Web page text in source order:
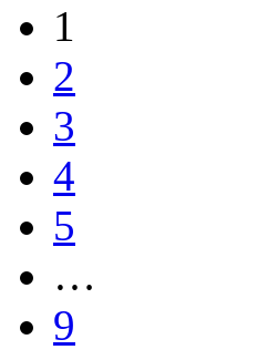
1
2
3
4
5
…
9